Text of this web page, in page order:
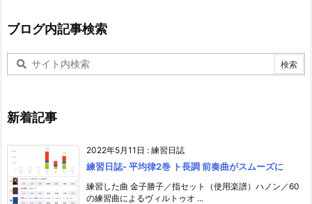
ブログ内記事検索
新着記事
2022年5月11日 : 練習日誌
練習日誌- 平均律2巻 ト長調 前奏曲がスムーズに
練習した曲 金子勝子／指セット（使用楽譜）ハノン／60
の練習曲によるヴィルトゥオ ...